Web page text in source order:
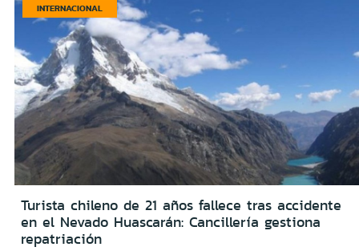
INTERNACIONAL
Turista chileno de 21 años fallece tras accidente
en el Nevado Huascarán: Cancillería gestiona
repatriación